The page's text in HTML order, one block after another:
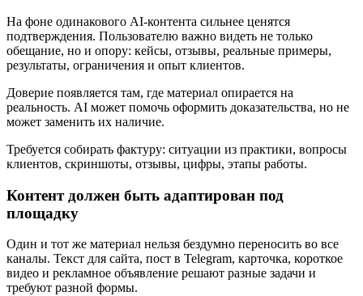
На фоне одинакового AI-контента сильнее ценятся
подтверждения. Пользователю важно видеть не только
обещание, но и опору: кейсы, отзывы, реальные примеры,
результаты, ограничения и опыт клиентов.
Доверие появляется там, где материал опирается на
реальность. AI может помочь оформить доказательства, но не
может заменить их наличие.
Требуется собирать фактуру: ситуации из практики, вопросы
клиентов, скриншоты, отзывы, цифры, этапы работы.
Контент должен быть адаптирован под
площадку
Один и тот же материал нельзя бездумно переносить во все
каналы. Текст для сайта, пост в Telegram, карточка, короткое
видео и рекламное объявление решают разные задачи и
требуют разной формы.